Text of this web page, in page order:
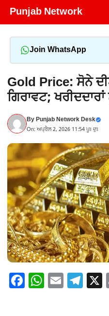
Skip
Punjab Network
Join WhatsApp
Gold Price: ਸੋਨੇ
ਗਿਰਾਵਟ;
ByPunjab Network Desk
On: ਅਪ੍ਰੈਲ 2, 2026 11:54 ਪੂਃ ਦੁਃ
F W E T